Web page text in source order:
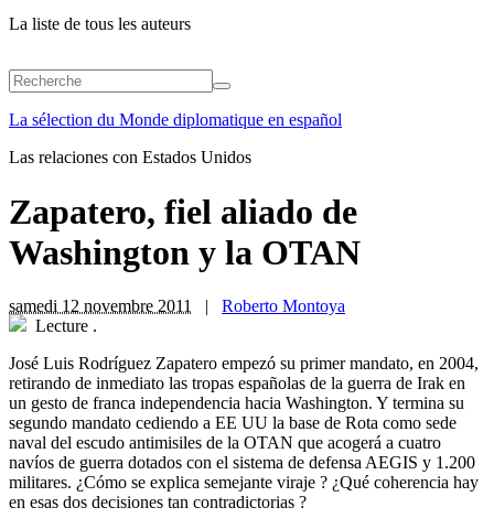
La liste de tous les auteurs
La sélection du Monde diplomatique en español
Las relaciones con Estados Unidos
Zapatero, fiel aliado de
Washington y la OTAN
samedi 12 novembre 2011 | Roberto Montoya
Lecture .
José Luis Rodríguez Zapatero empezó su primer mandato, en 2004,
retirando de inmediato las tropas españolas de la guerra de Irak en
un gesto de franca independencia hacia Washington. Y termina su
segundo mandato cediendo a EE UU la base de Rota como sede
naval del escudo antimisiles de la OTAN que acogerá a cuatro
navíos de guerra dotados con el sistema de defensa AEGIS y 1.200
militares. ¿Cómo se explica semejante viraje ? ¿Qué coherencia hay
en esas dos decisiones tan contradictorias ?